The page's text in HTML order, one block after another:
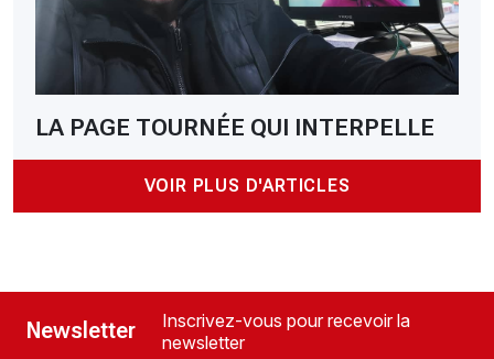
LA PAGE TOURNÉE QUI INTERPELLE
VOIR PLUS D'ARTICLES
Newsletter
Inscrivez-vous pour recevoir la
newsletter